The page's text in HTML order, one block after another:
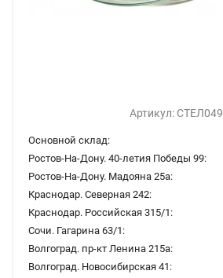
Артикул: СТЕЛ049
Основной склад:
Ростов-На-Дону. 40-летия Победы 99:
Ростов-На-Дону. Мадояна 25а:
Краснодар. Северная 242:
Краснодар. Российская 315/1:
Сочи. Гагарина 63/1:
Волгоград. пр-кт Ленина 215а:
Волгоград. Новосибирская 41: